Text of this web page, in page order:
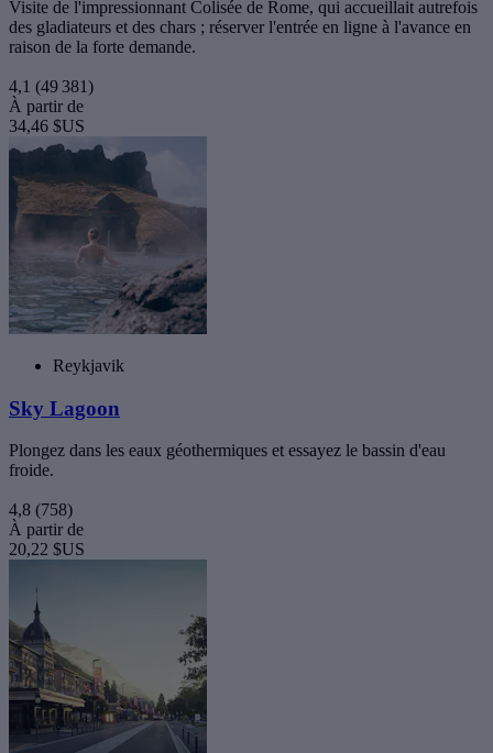
Visite de l'impressionnant Colisée de Rome, qui accueillait autrefois
des gladiateurs et des chars ; réserver l'entrée en ligne à l'avance en
raison de la forte demande.
4,1 (49 381)
À partir de
34,46 $US
Reykjavik
Sky Lagoon
Plongez dans les eaux géothermiques et essayez le bassin d'eau
froide.
4,8 (758)
À partir de
20,22 $US